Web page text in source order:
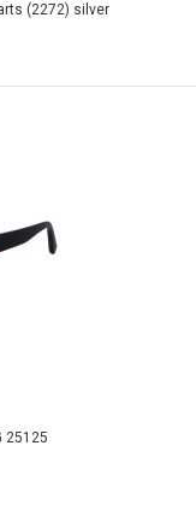
(2272) silver
25125